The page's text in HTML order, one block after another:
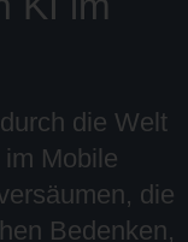
die Welt
Mobile
die
Bedenken,